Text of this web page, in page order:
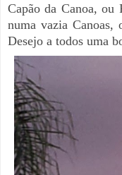
Capão da Canoa, ou
numa vazia Canoas,
Desejo a todos uma